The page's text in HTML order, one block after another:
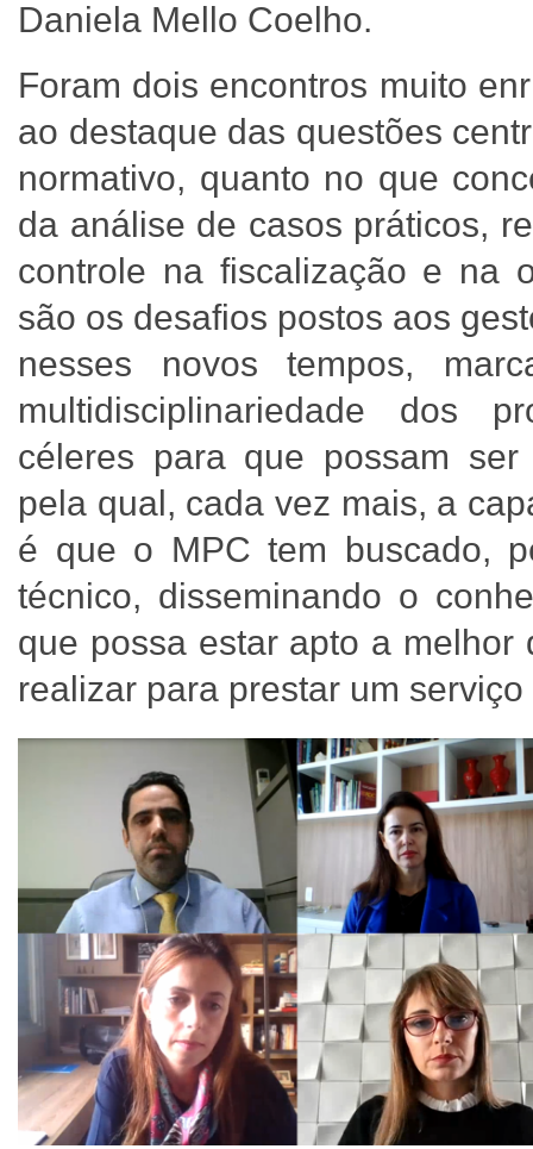
Daniela Mello Coelho.
Foram dois encontros muito
ao destaque das questões
normativo, quanto no que
da análise de casos práticos,
controle na fiscalização e na
são os desafios postos aos
nesses novos tempos,
multidisciplinariedade dos
céleres para que possam ser
pela qual, cada vez mais, a
é que o MPC tem buscado,
técnico, disseminando o
que possa estar apto a melhor
realizar para prestar um